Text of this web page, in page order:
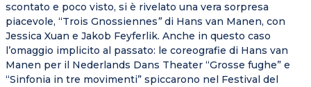
scontato e poco visto, si è rivelato una vera sorpresa
piacevole, “Trois Gnossiennes”di Hans van Manen, con
Jessica Xuan e Jakob Feyferlik. Anche in questo caso
l’omaggio implicito al passato: le coreografie di Hans van
Manen per il Nederlands Dans Theater “Grosse fughe” e
“Sinfonia in tre movimenti” spiccarono nel Festival del